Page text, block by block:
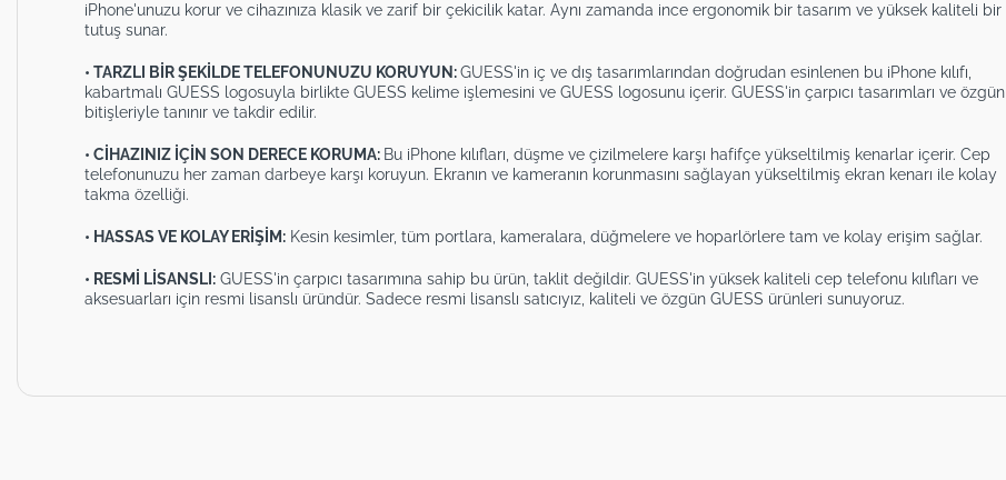
iPhone'unuzu korur ve cihazınıza klasik ve zarif bir çekicilik katar. Aynı zamanda ince ergonomik bir tasarım ve yüksek kaliteli bir
tutuş sunar.
• TARZLI BİR ŞEKİLDE TELEFONUNUZU KORUYUN:GUESS'in iç ve dış tasarımlarından doğrudan esinlenen bu iPhone kılıfı,
kabartmalı GUESS logosuyla birlikte GUESS kelime işlemesini ve GUESS logosunu içerir. GUESS'in çarpıcı tasarımları ve özgün
bitişleriyle tanınır ve takdir edilir.
• CİHAZINIZ İÇİN SON DERECE KORUMA: Bu iPhone kılıfları, düşme ve çizilmelere karşı hafifçe yükseltilmiş kenarlar içerir. Cep
telefonunuzu her zaman darbeye karşı koruyun. Ekranın ve kameranın korunmasını sağlayan yükseltilmiş ekran kenarı ile kolay
takma özelliği.
• HASSAS VE KOLAY ERİŞİM: Kesin kesimler, tüm portlara, kameralara, düğmelere ve hoparlörlere tam ve kolay erişim sağlar.
• RESMİ LİSANSLI: GUESS'in çarpıcı tasarımına sahip bu ürün, taklit değildir. GUESS'in yüksek kaliteli cep telefonu kılıfları ve
aksesuarları için resmi lisanslı üründür. Sadece resmi lisanslı satıcıyız, kaliteli ve özgün GUESS ürünleri sunuyoruz.